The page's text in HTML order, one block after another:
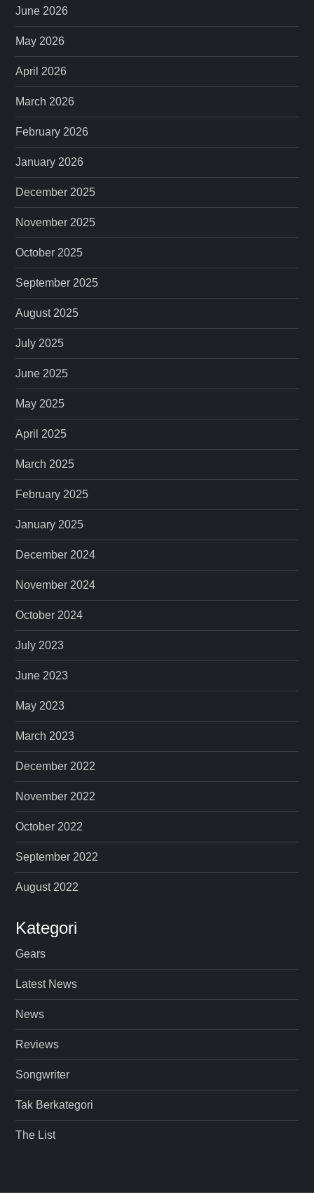
June 2026
May 2026
April 2026
March 2026
February 2026
January 2026
December 2025
November 2025
October 2025
September 2025
August 2025
July 2025
June 2025
May 2025
April 2025
March 2025
February 2025
January 2025
December 2024
November 2024
October 2024
July 2023
June 2023
May 2023
March 2023
December 2022
November 2022
October 2022
September 2022
August 2022
Kategori
Gears
Latest News
News
Reviews
Songwriter
Tak Berkategori
The List